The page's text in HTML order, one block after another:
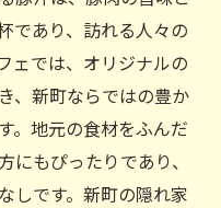
であり、訪れる人々の
ェでは、オリジナルの
、新町ならではの豊か
。地元の食材をふんだ
にもぴったりであり、
しです。新町の隠れ家